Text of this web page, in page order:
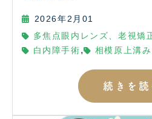
2026年2月01
多焦点眼内レンズ、老視矯
白内障手術 , 相模原上溝
続きを読